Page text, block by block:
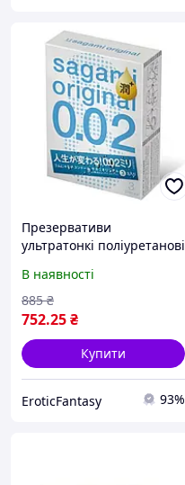
Презервативи
ультратонкі поліуретанові
мастилом (ціна за
упаковку, 3 шт)
В наявності
752.25₴
885 ₴
Купити
EroticFantasy 93%